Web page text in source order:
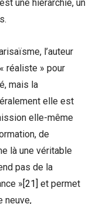
une hiérarchie, un
l’auteur
réaliste » pour
mais la
elle est
elle-même
de
là une véritable
pas de la
» [21] et permet
neuve,